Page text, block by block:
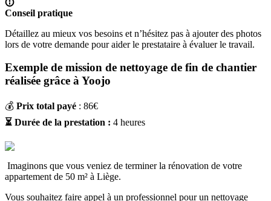
Conseil pratique
Détaillez au mieux vos besoins et n’hésitez pas à ajouter des photos
lors de votre demande pour aider le prestataire à évaluer le travail.
Exemple de mission de nettoyage de fin de chantier
réalisée grâce à Yoojo
💰 Prix total payé : 86€
⏳ Durée de la prestation : 4 heures
Imaginons que vous veniez de terminer la rénovation de votre
appartement de 50 m² à Liège.
Vous souhaitez faire appel à un professionnel pour un nettoyage